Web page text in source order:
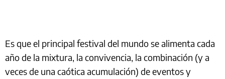
Es que el principal festival del mundo se alimenta cada
año de la mixtura, la convivencia, la combinación (y a
veces de una caótica acumulación) de eventos y